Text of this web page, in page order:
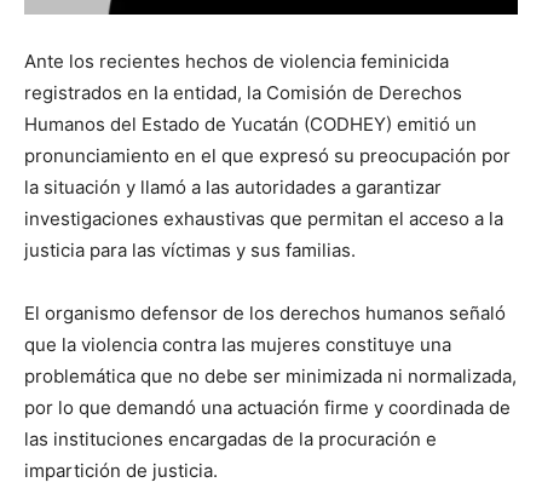
Ante los recientes hechos de violencia feminicida
registrados en la entidad, la Comisión de Derechos
Humanos del Estado de Yucatán (CODHEY) emitió un
pronunciamiento en el que expresó su preocupación por
la situación y llamó a las autoridades a garantizar
investigaciones exhaustivas que permitan el acceso a la
justicia para las víctimas y sus familias.
El organismo defensor de los derechos humanos señaló
que la violencia contra las mujeres constituye una
problemática que no debe ser minimizada ni normalizada,
por lo que demandó una actuación firme y coordinada de
las instituciones encargadas de la procuración e
impartición de justicia.